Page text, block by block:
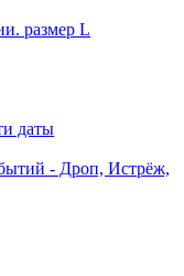
размер L
даты
- Дроп, Истрёж,